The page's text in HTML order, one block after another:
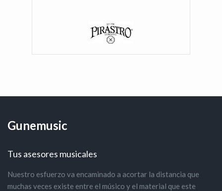
Gunemusic
Tus asesores musicales
Nuestro esfuerzo va encaminado a acortar la distancia que
muchas veces existe entre el músico y el material que este